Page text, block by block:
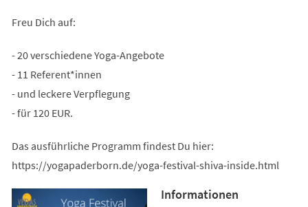
Freu Dich auf:
- 20 verschiedene Yoga-Angebote
- 11 Referent*innen
- und leckere Verpflegung
- für 120 EUR.
Das ausführliche Programm findest Du hier:
https://yogapaderborn.de/yoga-festival-shiva-inside.html
Informationen